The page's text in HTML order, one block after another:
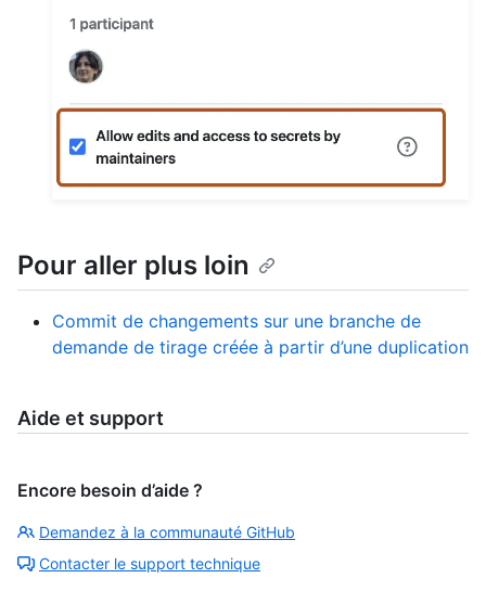
Pour aller plus loin
Commit de changements sur une branche de
demande de tirage créée à partir d’une duplication
Aide et support
Encore besoin d’aide ?
Demandez à la communauté GitHub
Contacter le support technique